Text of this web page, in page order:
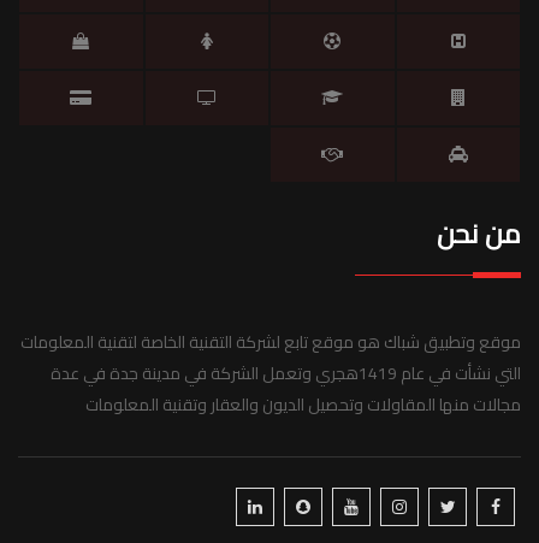
من نحن
موقع وتطبيق شباك هو موقع تابع لشركة التقنية الخاصة لتقنية المعلومات
التي نشأت في عام 1419هجري وتعمل الشركة في مدينة جدة في عدة
مجالات منها المقاولات وتحصيل الديون والعقار وتقنية المعلومات